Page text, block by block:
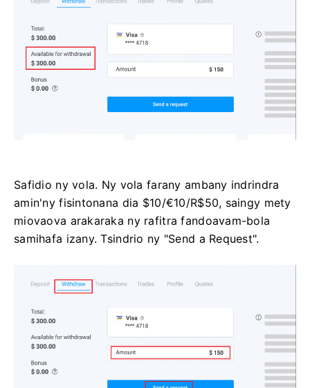
Safidio ny vola. Ny vola farany ambany indrindra
amin'ny fisintonana dia $10/€10/R$50, saingy mety
miovaova arakaraka ny rafitra fandoavam-bola
samihafa izany. Tsindrio ny "Send a Request".